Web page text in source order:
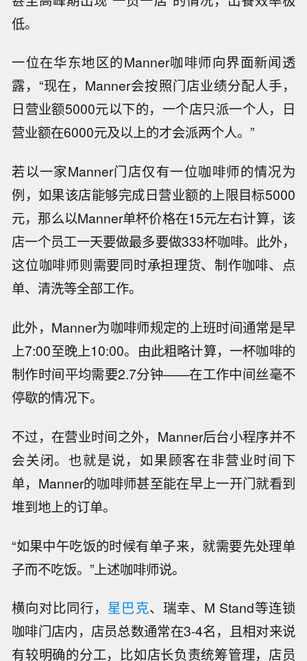
低。
一位在华东地区的Manner咖啡师向界面新闻透
露，“现在，Manner会按照门店业绩分配人手，
日营业额5000元以下的，一个店只派一个人，日
营业额在6000元及以上的才会派两个人。”
若以一家Manner门店仅有一位咖啡师的情况为
例，如果该店能够完成日营业额的上限目标5000
元，那么以Manner单杯价格在15元左右计算，该
店一个员工一天要做最多要做333杯咖啡。此外，
这位咖啡师则需要同时承担理货、制作咖啡、点
单、清洗等全部工作。
此外，Manner为咖啡师规定的上班时间通常是早
上7:00至晚上10:00。由此粗略计算，一杯咖啡的
制作时间平均需要2.7分钟——在工作中间丝毫不
停歇的情况下。
不过，在营业时间之外，Manner后台小程序并不
会关闭。也就是说，如果顾客在非营业时间下
单，Manner的咖啡师甚至能在早上一开门就看到
堆到地上的订单。
“如果中午吃饭的时候有单子来，就需要先处理单
子而不吃饭。”上述咖啡师说。
横向对比同行， 星巴克、瑞幸、M Stand等连锁
咖啡门店内，店员总数通常在3-4名，且相对来说
有较明确的分工，比如店长负责统筹管理，店员